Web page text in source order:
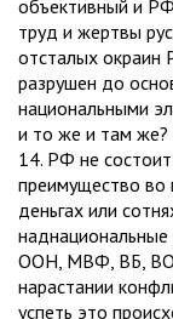
объективный и
труд и жертвы
отсталых окраин
разрушен до
национальными
и то же и там
14. РФ не
преимущество во
деньгах или
наднациональные
ООН, МВФ, ВБ,
нарастании
успеть это